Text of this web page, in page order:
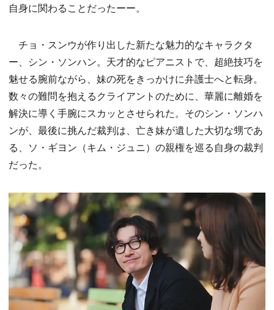
自身に関わることだったーー。
チョ・スンウが作り出した新たな魅力的なキャラクタ
ー、シン・ソンハン。天才的なピアニストで、超絶技巧を
魅せる腕前ながら、妹の死をきっかけに弁護士へと転身。
数々の難問を抱えるクライアントのために、華麗に離婚を
解決に導く手腕にスカッとさせられた。そのシン・ソンハ
ンが、最後に挑んだ裁判は、亡き妹が遺した大切な甥であ
る、ソ・ギヨン（キム・ジュニ）の親権を巡る自身の裁判
だった。